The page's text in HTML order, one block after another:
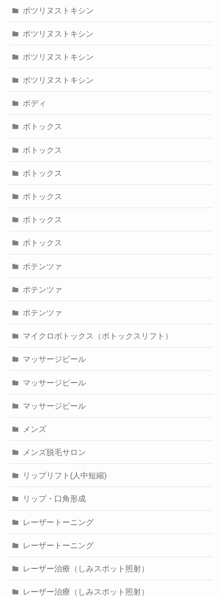
ボツリヌストキシン
ボツリヌストキシン
ボツリヌストキシン
ボツリヌストキシン
ボディ
ボトックス
ボトックス
ボトックス
ボトックス
ボトックス
ボトックス
ポテンツァ
ポテンツァ
ポテンツァ
マイクロボトックス（ボトックスリフト）
マッサージピール
マッサージピール
マッサージピール
メンズ
メンズ脱毛サロン
リップリフト(人中短縮)
リップ・口角形成
レーザートーニング
レーザートーニング
レーザー治療（しみスポット照射）
レーザー治療（しみスポット照射）